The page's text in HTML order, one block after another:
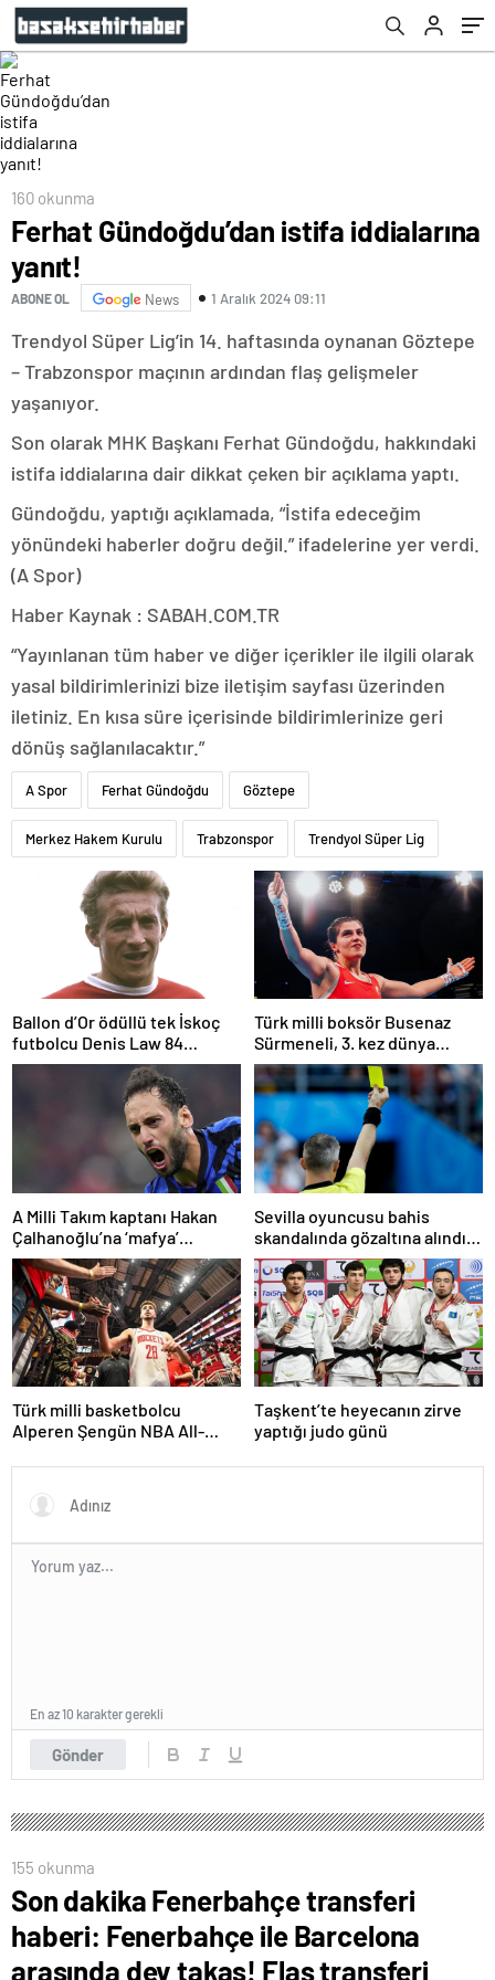
160 okunma
Ferhat Gündoğdu’dan istifa iddialarına
yanıt!
ABONE OL News 1 Aralık 2024 09:11
Trendyol Süper Lig’in 14. haftasında oynanan Göztepe
– Trabzonspor maçının ardından flaş gelişmeler
yaşanıyor.
Son olarak MHK Başkanı Ferhat Gündoğdu, hakkındaki
istifa iddialarına dair dikkat çeken bir açıklama yaptı.
Gündoğdu, yaptığı açıklamada, “İstifa edeceğim
yönündeki haberler doğru değil.” ifadelerine yer verdi.
(A Spor)
Haber Kaynak : SABAH.COM.TR
“Yayınlanan tüm haber ve diğer içerikler ile ilgili olarak
yasal bildirimlerinizi bize iletişim sayfası üzerinden
iletiniz. En kısa süre içerisinde bildirimlerinize geri
dönüş sağlanılacaktır.”
A Spor Ferhat Gündoğdu Göztepe
Merkez Hakem Kurulu Trabzonspor Trendyol Süper Lig
Ballon d’Or ödüllü tek İskoç
futbolcu Denis Law 84
yaşında öldü
Türk milli boksör Busenaz
Sürmeneli, 3. kez dünya
şampiyonu oldu
A Milli Takım kaptanı Hakan
Çalhanoğlu’na ‘mafya’
soruşturmasında ceza
Sevilla oyuncusu bahis
skandalında gözaltına alındı:
Son dakikalarda sarı kart
görmüş
Türk milli basketbolcu
Alperen Şengün NBA All-
Taşkent’te heyecanın zirve
yaptığı judo günü
Gönder
En az 10 karakter gerekli
takas! Flaş transferi duyurdular…